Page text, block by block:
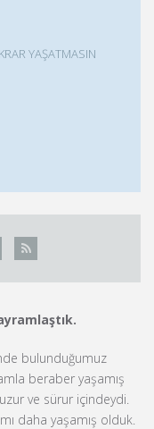
YAŞATMASIN
bulunduğumuz
beraber yaşamış
ve sürur içindeydi.
daha yaşamış olduk.